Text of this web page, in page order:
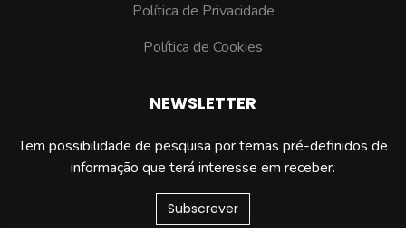
Política de Privacidade
Política de Cookies
NEWSLETTER
Tem possibilidade de pesquisa por temas pré-definidos de
informação que terá interesse em receber.
Subscrever